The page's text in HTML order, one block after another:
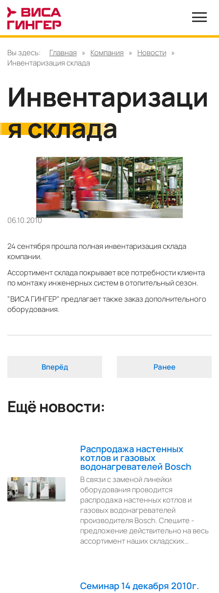
Вы здесь: Главная » Компания » Новости »
Инвентаризация склада
Инвентаризаци
я склада
06.10.2010
24 сентября прошла полная инвентаризация склада
компании.
Ассортимент склада покрывает все потребности клиента
по монтажу инженерных систем в отопительный сезон.
"ВИСА ГИНГЕР" предлагает также заказ дополнительного
оборудования.
Вперёд Ранее
Ещё новости:
Распродажа настенных
котлов и газовых
водонагревателей Bosch
В связи с заменой линейки
оборудования проводится
распродажа настенных котлов и
газовых водонагревателей
производителя Bosch. Спешите -
предложение действительно на весь
ассортимент наших складских…
Семинар 14 декабря 2010г.